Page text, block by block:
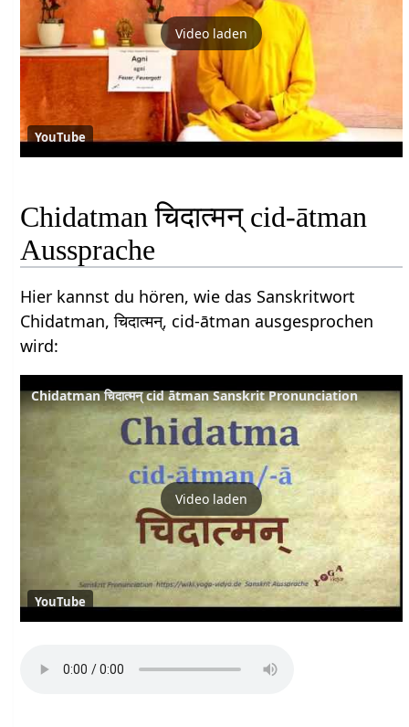
Video laden
YouTube
Chidatman चिदात्मन् cid-ātman
Aussprache
Hier kannst du hören, wie das Sanskritwort
Chidatman, चिदात्मन्, cid-ātman ausgesprochen
wird:
Chidatman चिदात्मन् cid ātman Sanskrit Pronunciation
Video laden
YouTube